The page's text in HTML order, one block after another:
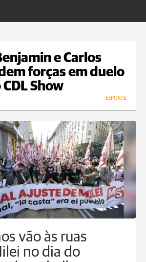
e Carlos
forças em duelo
CDL Show
ESPORTE
vão às ruas
no dia do